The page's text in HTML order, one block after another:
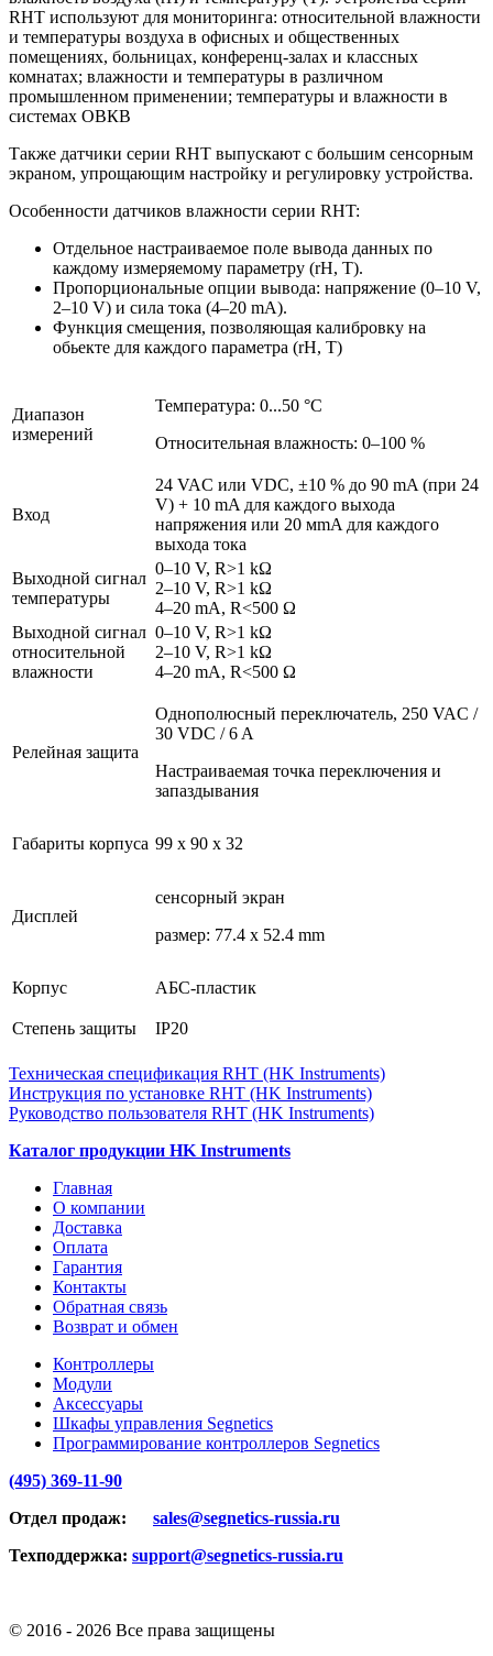
RHT используют для мониторинга: относительной влажности
и температуры воздуха в офисных и общественных
помещениях, больницах, конференц-залах и классных
комнатах; влажности и температуры в различном
промышленном применении; температуры и влажности в
системах ОВКВ
Также датчики серии RHT выпускают с большим сенсорным
экраном, упрощающим настройку и регулировку устройства.
Особенности датчиков влажности серии RHT:
Отдельное настраиваемое поле вывода данных по
каждому измеряемому параметру (rH, T).
Пропорциональные опции вывода: напряжение (0–10 V,
2–10 V) и сила тока (4–20 mA).
Функция смещения, позволяющая калибровку на
обьекте для каждого параметра (rH, T)
Диапазон
измерений
Температура: 0...50 °C
Относительная влажность: 0–100 %
Вход
24 VAC или VDC, ±10 % до 90 mA (при 24
V) + 10 mA для каждого выхода
напряжения или 20 мmA для каждого
выхода тока
Выходной сигнал
температуры
0–10 V, R>1 kΩ
2–10 V, R>1 kΩ
4–20 mA, R<500 Ω
Выходной сигнал
относительной
влажности
0–10 V, R>1 kΩ
2–10 V, R>1 kΩ
4–20 mA, R<500 Ω
Релейная защита
Однополюсный переключатель, 250 VAC /
30 VDC / 6 A
Настраиваемая точка переключения и
запаздывания
Габариты корпуса 99 x 90 x 32
Дисплей
сенсорный экран
размер: 77.4 x 52.4 mm
Корпус АБС-пластик
Степень защиты IP20
Техническая спецификация RHT (HK Instruments)
Инструкция по установке RHT (HK Instruments)
Руководство пользователя RHT (HK Instruments)
Каталог продукции HK Instruments
Главная
О компании
Доставка
Оплата
Гарантия
Контакты
Обратная связь
Возврат и обмен
Контроллеры
Модули
Аксессуары
Шкафы управления Segnetics
Программирование контроллеров Segnetics
(495) 369-11-90
Отдел продаж: sales@segnetics-russia.ru
Техподдержка: support@segnetics-russia.ru
© 2016 - 2026 Все права защищены